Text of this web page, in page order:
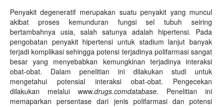
Penyakit degeneratif merupakan suatu penyakit yang muncul
akibat proses kemunduran fungsi sel tubuh seiring
bertambahnya usia, salah satunya adalah hipertensi. Pada
pengobatan penyakit hipertensi untuk stadium lanjut banyak
terjadi komplikasi sehingga potensi terjadinya polifarmasi sangat
besar yang menyebabkan kemungkinan terjadinya interaksi
obat-obat. Dalam penelitian ini dilakukan studi untuk
mengetahui potensial interaksi obat-obat. Pengecekan
dilakukan melalui www.drugs.comdatabase. Penelitian ini
memaparkan persentase dari jenis polifarmasi dan potensi